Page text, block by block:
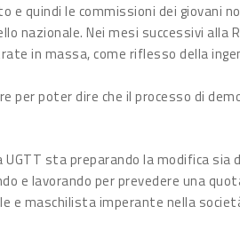
quindi le commissioni dei giovani
nazionale. Nei mesi successivi alla
in massa, come riflesso della
per poter dire che il processo di
sta preparando la modifica sia
e lavorando per prevedere una
e maschilista imperante nella